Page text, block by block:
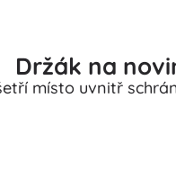
Držák na
místo uvnitř